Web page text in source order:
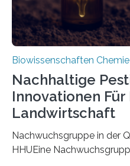
Biowissenschaften Chemie
Nachhaltige
Innovationen Für
Landwirtschaft
Nachwuchsgruppe in der
HHUEine